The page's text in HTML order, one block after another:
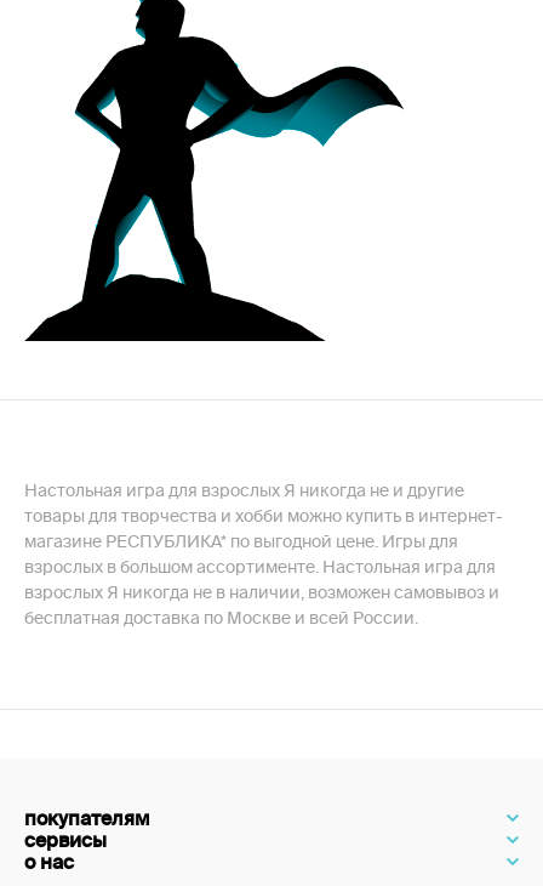
Настольная игра для взрослых Я никогда не и другие
товары для творчества и хобби можно купить в интернет-
магазине РЕСПУБЛИКА* по выгодной цене. Игры для
взрослых в большом ассортименте. Настольная игра для
взрослых Я никогда не в наличии, возможен самовывоз и
бесплатная доставка по Москве и всей России.
покупателям
сервисы
о нас